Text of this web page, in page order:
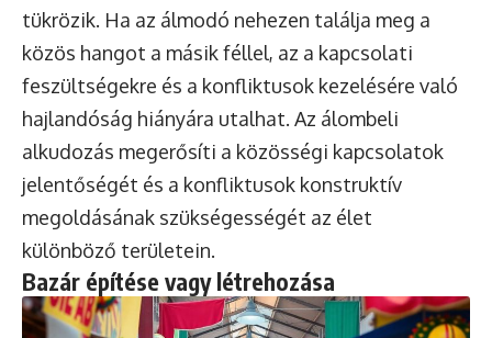
tükrözik. Ha az álmodó nehezen találja meg a
közös hangot a másik féllel, az a kapcsolati
feszültségekre és a konfliktusok kezelésére való
hajlandóság hiányára utalhat. Az álombeli
alkudozás megerősíti a közösségi kapcsolatok
jelentőségét és a konfliktusok konstruktív
megoldásának szükségességét az élet
különböző területein.
Bazár építése vagy létrehozása